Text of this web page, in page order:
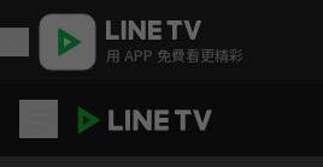
用 APP 免費看更精彩